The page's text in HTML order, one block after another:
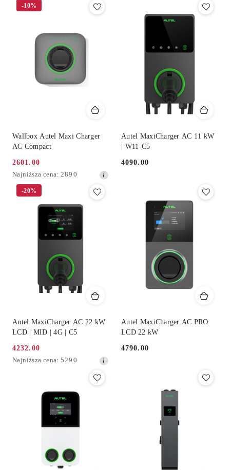
Wallbox Autel Maxi Charger
AC Compact
promocyjna:
2601.00
Najniższa
cena
Najniższa cena: 2890
-10%
Autel MaxiCharger AC 11 kW
| W11-C5
4090.00
Autel MaxiCharger AC 22 kW
LCD | MID | 4G | C5
Cena
promocyjna:
4232.00
Najniższa
Najniższa cena: 5290
-20%
Autel MaxiCharger AC PRO
LCD 22 kW
Cena:
4790.00